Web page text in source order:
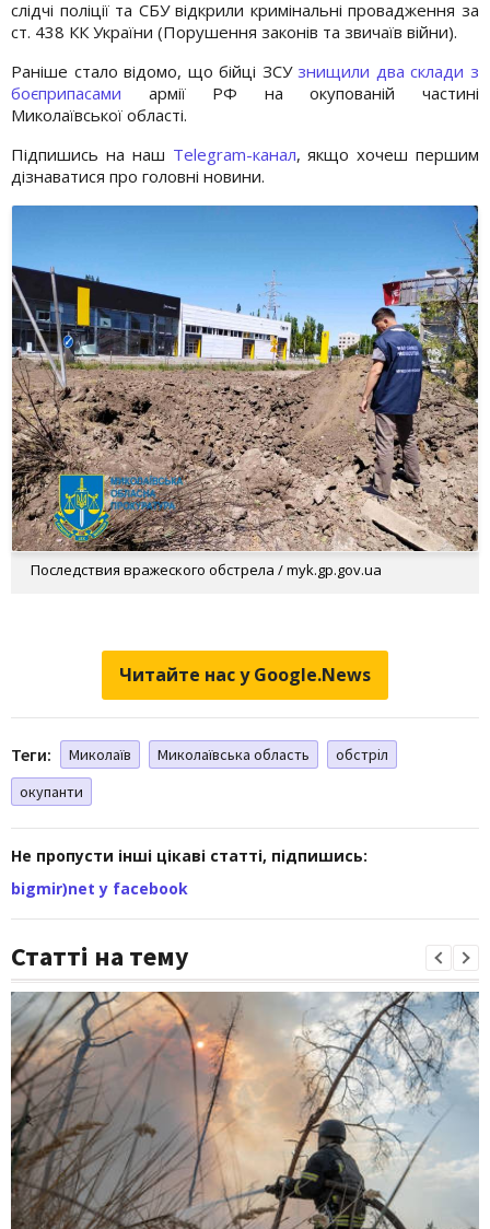
слідчі поліції та СБУ відкрили кримінальні провадження за
ст. 438 КК України (Порушення законів та звичаїв війни).
Раніше стало відомо, що бійці ЗСУзнищили два склади з
боєприпасами армії РФ на окупованій частині
Миколаївської області.
Підпишись на наш Telegram-канал, якщо хочеш першим
дізнаватися про головні новини.
Последствия вражеского обстрела / myk.gp.gov.ua
Читайте нас у Google.News
Теги: Миколаїв Миколаївська область
обстріл
окупанти
Не пропусти інші цікаві статті, підпишись:
bigmir)net у facebook
Статті на тему